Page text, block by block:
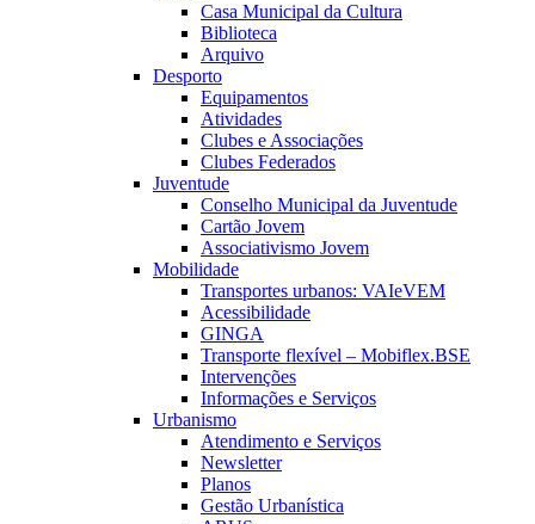
Casa Municipal da Cultura
Biblioteca
Arquivo
Desporto
Equipamentos
Atividades
Clubes e Associações
Clubes Federados
Juventude
Conselho Municipal da Juventude
Cartão Jovem
Associativismo Jovem
Mobilidade
Transportes urbanos: VAIeVEM
Acessibilidade
GINGA
Transporte flexível – Mobiflex.BSE
Intervenções
Informações e Serviços
Urbanismo
Atendimento e Serviços
Newsletter
Planos
Gestão Urbanística